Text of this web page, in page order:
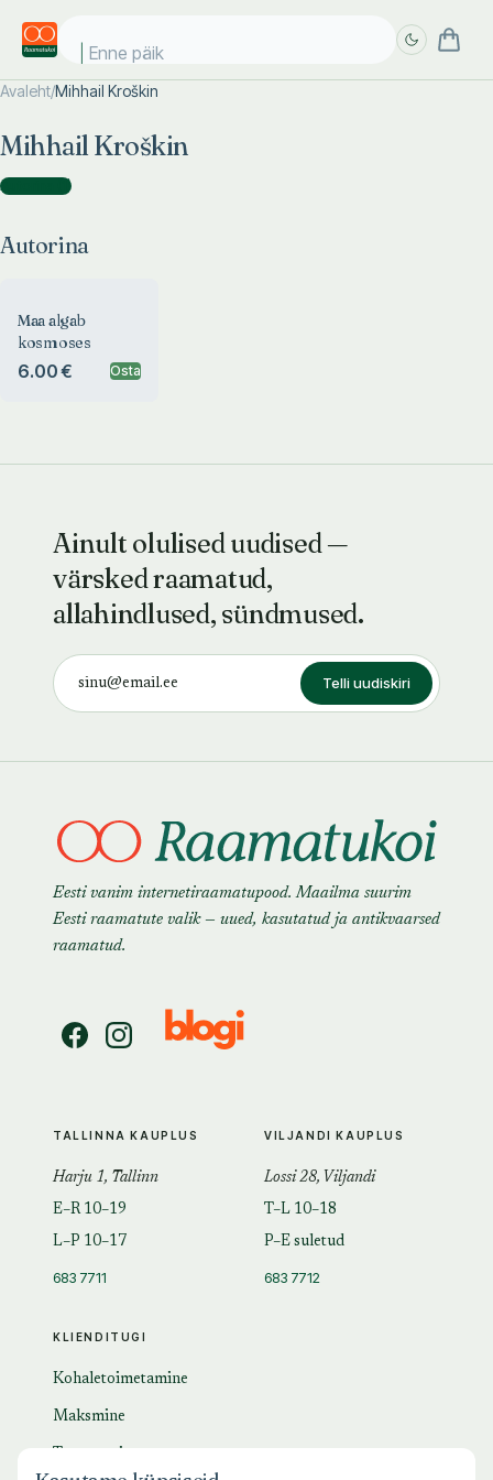
Enne päike
Avaleht/Mihhail Kroškin
Mihhail Kroškin
Autorina )
Autorina
Maa algab
kosmoses
6.00 € Osta
Ainult olulised uudised —
värsked raamatud,
allahindlused, sündmused.
Telli uudiskiri
Eesti vanim internetiraamatupood. Maailma suurim
Eesti raamatute valik — uued, kasutatud ja antikvaarsed
raamatud.
KLIENDITUGI
Kohaletoimetamine
Maksmine
TALLINNA KAUPLUS
Harju 1, Tallinn
E–R 10–19
L–P 10–17
683 7711
VILJANDI KAUPLUS
Lossi 28, Viljandi
T–L 10–18
P–E suletud
683 7712